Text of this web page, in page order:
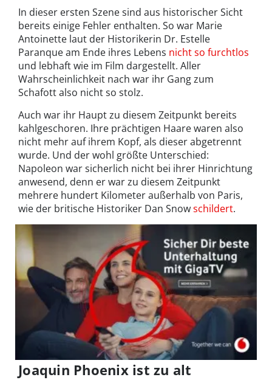
In dieser ersten Szene sind aus historischer Sicht
bereits einige Fehler enthalten. So war Marie
Antoinette laut der Historikerin Dr. Estelle
Paranque am Ende ihres Lebens nicht so furchtlos
und lebhaft wie im Film dargestellt. Aller
Wahrscheinlichkeit nach war ihr Gang zum
Schafott also nicht so stolz.
Auch war ihr Haupt zu diesem Zeitpunkt bereits
kahlgeschoren. Ihre prächtigen Haare waren also
nicht mehr auf ihrem Kopf, als dieser abgetrennt
wurde. Und der wohl größte Unterschied:
Napoleon war sicherlich nicht bei ihrer Hinrichtung
anwesend, denn er war zu diesem Zeitpunkt
mehrere hundert Kilometer außerhalb von Paris,
wie der britische Historiker Dan Snowschildert.
Joaquin Phoenix ist zu alt